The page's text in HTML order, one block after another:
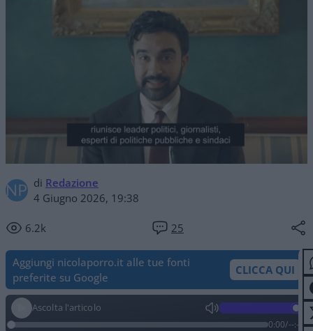
di Redazione
4 Giugno 2026, 19:38
6.2k 25
Aggiungi nicolaporro.it alle tue fonti
preferite su Google
CLICCA QUI
Ascolta l'articolo
0:00/--:--